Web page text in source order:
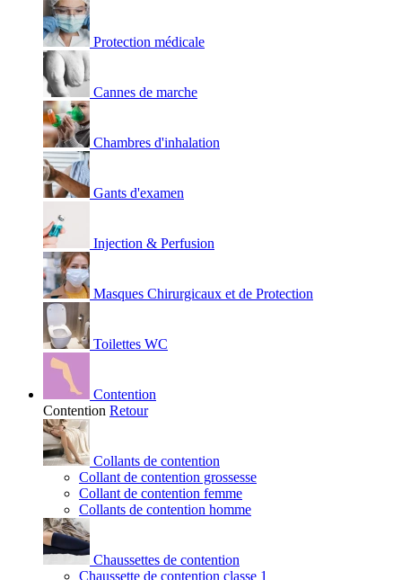
Protection médicale
Cannes de marche
Chambres d'inhalation
Gants d'examen
Injection & Perfusion
Masques Chirurgicaux et de Protection
Toilettes WC
Contention
Contention Retour
Collants de contention
Collant de contention grossesse
Collant de contention femme
Collants de contention homme
Chaussettes de contention
Chaussette de contention classe 1